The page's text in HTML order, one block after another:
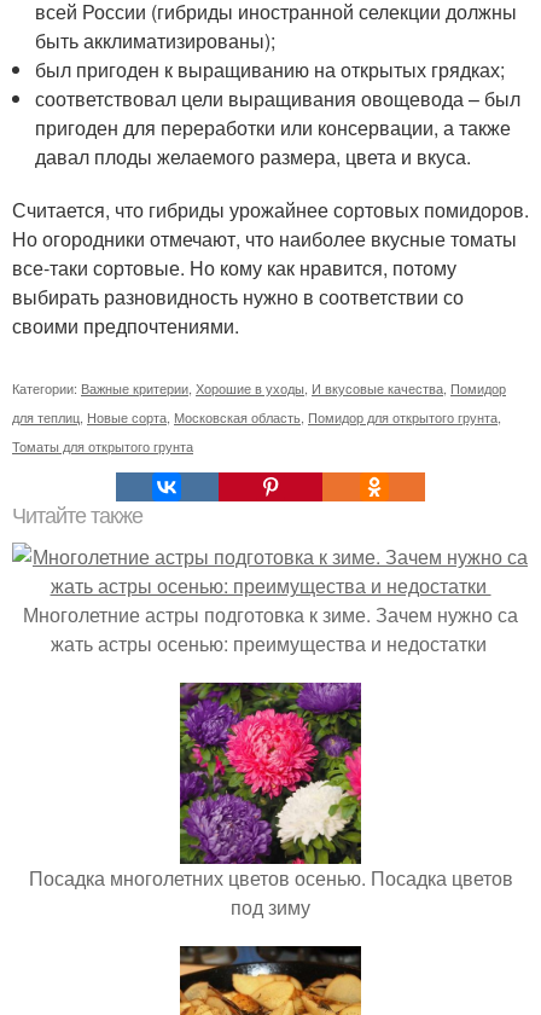
всей России (гибриды иностранной селекции должны
быть акклиматизированы);
был пригоден к выращиванию на открытых грядках;
соответствовал цели выращивания овощевода – был
пригоден для переработки или консервации, а также
давал плоды желаемого размера, цвета и вкуса.
Считается, что гибриды урожайнее сортовых помидоров.
Но огородники отмечают, что наиболее вкусные томаты
все-таки сортовые. Но кому как нравится, потому
выбирать разновидность нужно в соответствии со
своими предпочтениями.
Категории: Важные критерии Хорошие в уходы И вкусовые качества Помидор
для теплиц Новые сорта Московская область Помидор для открытого грунта
Томаты для открытого грунта
Читайте также
Многолетние астры подготовка к зиме. Зачем нужно са
жать астры осенью: преимущества и недостатки
Посадка многолетних цветов осенью. Посадка цветов
под зиму